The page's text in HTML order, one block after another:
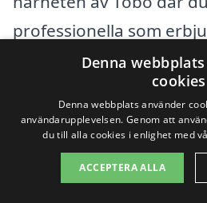
professionella som
tilläggsisolering:
Gimo
Älvkarleby
Skällviks
Denna
cookies
Denna webbplats använder
användarupplevelsen. Genom att
du till alla cookies i enlighet med
ACCEPTERA ALLA